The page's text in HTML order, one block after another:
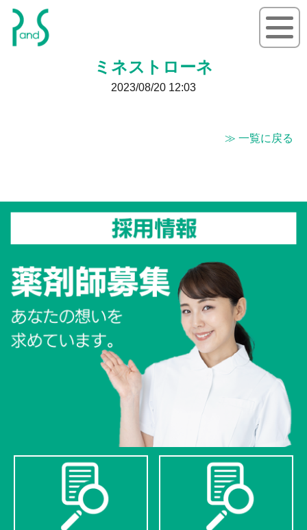
ミネストローネ
2023/08/20 12:03
≫ 一覧に戻る